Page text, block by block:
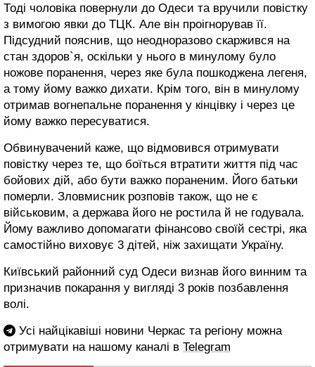
Тоді чоловіка повернули до Одеси та вручили повістку
з вимогою явки до ТЦК. Але він проігнорував її.
Підсудний пояснив, що неодноразово скаржився на
стан здоров`я, оскільки у нього в минулому було
ножове поранення, через яке була пошкоджена легеня,
а тому йому важко дихати. Крім того, він в минулому
отримав вогнепальне поранення у кінцівку і через це
йому важко пересуватися.
Обвинувачений каже, що відмовився отримувати
повістку через те, що боїться втратити життя під час
бойових дій, або бути важко пораненим. Його батьки
померли. Зловмисник розповів також, що не є
військовим, а держава його не ростила й не годувала.
Йому важливо допомагати фінансово своїй сестрі, яка
самостійно виховує 3 дітей, ніж захищати Україну.
Київський районний суд Одеси визнав його винним та
призначив покарання у вигляді 3 років позбавлення
волі.
Усі найцікавіші новини Черкас та регіону можна
отримувати на нашому каналі в Telegram